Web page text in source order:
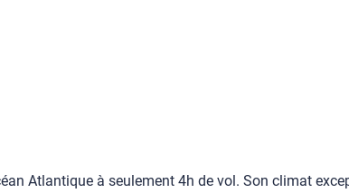
Atlantique à seulement 4h de vol. Son climat